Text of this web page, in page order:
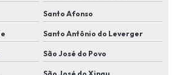
em lucas do rio verde
Santo Afonso
Santo Antônio do Leverger
São José do Povo